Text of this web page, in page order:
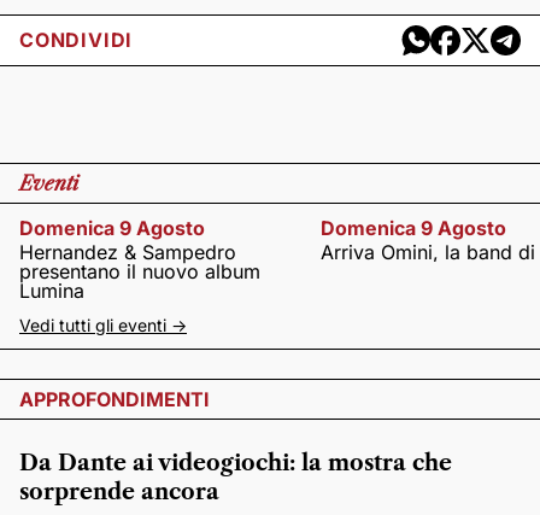
CONDIVIDI
Eventi
Domenica 9 Agosto
Hernandez & Sampedro
presentano il nuovo album
Lumina
Domenica 9 Agosto
Arriva Omini, la band
Vedi tutti gli eventi ->
APPROFONDIMENTI
Da Dante ai videogiochi: la mostra che
sorprende ancora